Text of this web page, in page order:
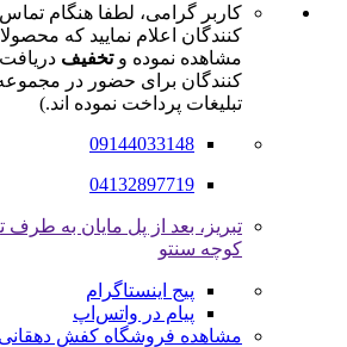
کاربر گرامی، لطفا هنگام
کنندگان اعلام نمایید که
مشاهده نموده وتخفیف دریافت
کنندگان برای حضور در
تبلیغات پرداخت نموده اند.)
09144033148
04132897719
کوچه سنتو
پیج اینستاگرام
پیام در واتس‌اپ
مشاهده فروشگاه کفش دهقانی